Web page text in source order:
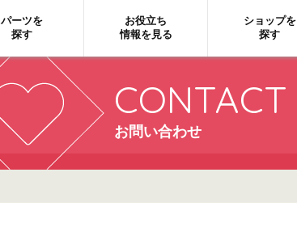
パーツを
探す
お役立ち
情報を見る
ショップを
探す
CONTACT
お問い合わせ